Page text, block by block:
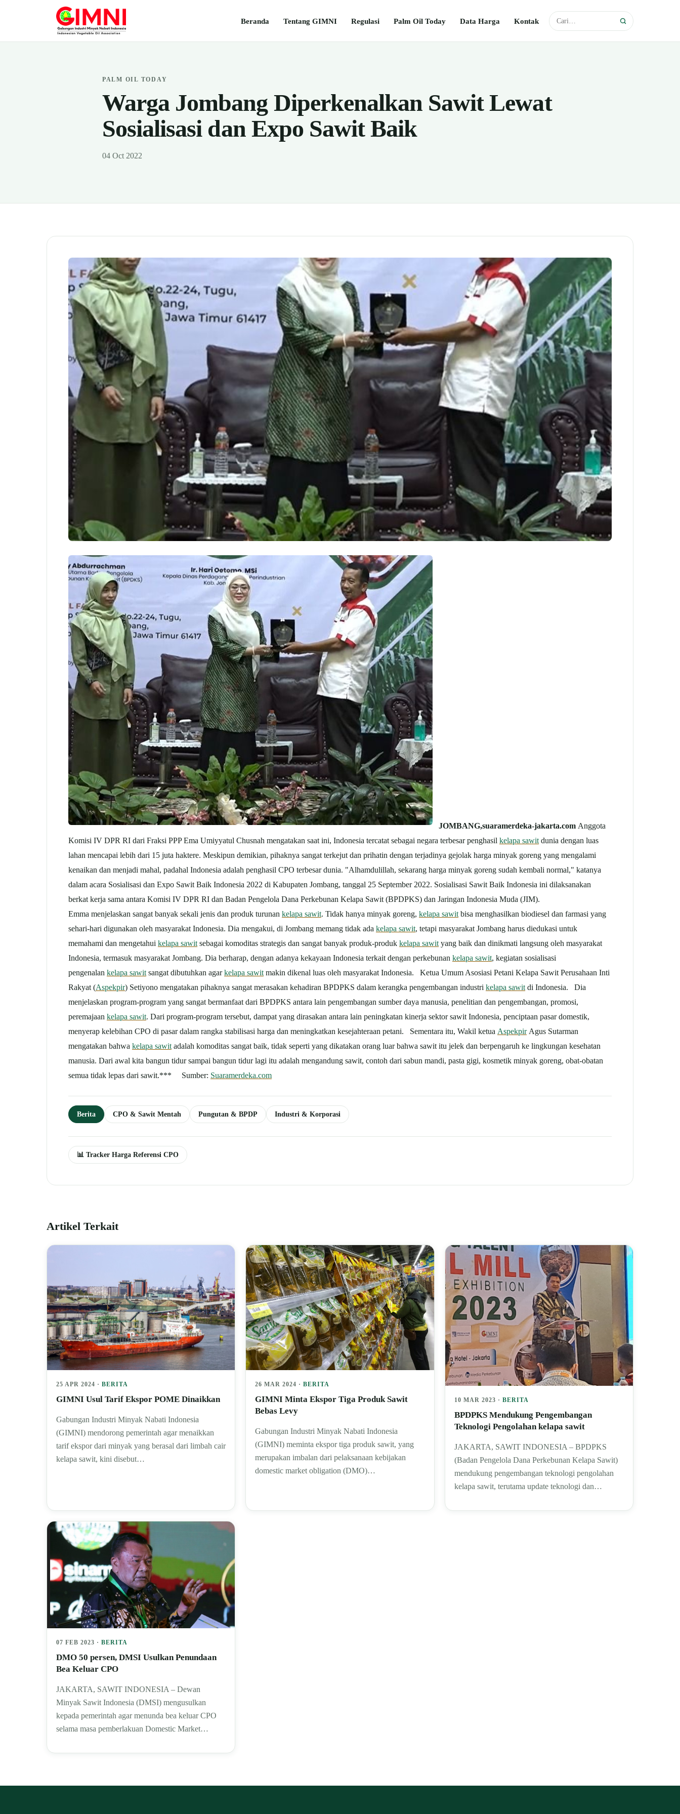
Beranda Tentang GIMNI Regulasi Palm Oil Today Data Harga Kontak
PALM OIL TODAY
Warga Jombang Diperkenalkan Sawit Lewat
Sosialisasi dan Expo Sawit Baik
04 Oct 2022
JOMBANG,suaramerdeka-jakarta.com Anggota
Komisi IV DPR RI dari Fraksi PPP Ema Umiyyatul Chusnah mengatakan saat ini, Indonesia tercatat sebagai negara terbesar penghasil kelapa sawit dunia dengan luas
lahan mencapai lebih dari 15 juta haktere. Meskipun demikian, pihaknya sangat terkejut dan prihatin dengan terjadinya gejolak harga minyak goreng yang mengalami
kenaikan dan menjadi mahal, padahal Indonesia adalah penghasil CPO terbesar dunia. "Alhamdulillah, sekarang harga minyak goreng sudah kembali normal," katanya
dalam acara Sosialisasi dan Expo Sawit Baik Indonesia 2022 di Kabupaten Jombang, tanggal 25 September 2022. Sosialisasi Sawit Baik Indonesia ini dilaksanakan
berkat kerja sama antara Komisi IV DPR RI dan Badan Pengelola Dana Perkebunan Kelapa Sawit (BPDPKS) dan Jaringan Indonesia Muda (JIM).
Emma menjelaskan sangat banyak sekali jenis dan produk turunan kelapa sawit. Tidak hanya minyak goreng, kelapa sawit bisa menghasilkan biodiesel dan farmasi yang
sehari-hari digunakan oleh masyarakat Indonesia. Dia mengakui, di Jombang memang tidak ada kelapa sawit, tetapi masyarakat Jombang harus diedukasi untuk
memahami dan mengetahui kelapa sawit sebagai komoditas strategis dan sangat banyak produk-produk kelapa sawit yang baik dan dinikmati langsung oleh masyarakat
Indonesia, termasuk masyarakat Jombang. Dia berharap, dengan adanya kekayaan Indonesia terkait dengan perkebunan kelapa sawit, kegiatan sosialisasi
pengenalan kelapa sawit sangat dibutuhkan agarkelapa sawit makin dikenal luas oleh masyarakat Indonesia. Ketua Umum Asosiasi Petani Kelapa Sawit Perusahaan Inti
Rakyat (Aspekpir) Setiyono mengatakan pihaknya sangat merasakan kehadiran BPDPKS dalam kerangka pengembangan industri kelapa sawit di Indonesia. Dia
menjelaskan program-program yang sangat bermanfaat dari BPDPKS antara lain pengembangan sumber daya manusia, penelitian dan pengembangan, promosi,
peremajaan kelapa sawit. Dari program-program tersebut, dampat yang dirasakan antara lain peningkatan kinerja sektor sawit Indonesia, penciptaan pasar domestik,
menyerap kelebihan CPO di pasar dalam rangka stabilisasi harga dan meningkatkan kesejahteraan petani. Sementara itu, Wakil ketua AspekpirAgus Sutarman
mengatakan bahwa kelapa sawit adalah komoditas sangat baik, tidak seperti yang dikatakan orang luar bahwa sawit itu jelek dan berpengaruh ke lingkungan kesehatan
manusia. Dari awal kita bangun tidur sampai bangun tidur lagi itu adalah mengandung sawit, contoh dari sabun mandi, pasta gigi, kosmetik minyak goreng, obat-obatan
semua tidak lepas dari sawit.*** Sumber: Suaramerdeka.com
Berita CPO & Sawit Mentah Pungutan & BPDP Industri & Korporasi
📊 Tracker Harga Referensi CPO
Artikel Terkait
25 APR 2024 · BERITA
GIMNI Usul Tarif Ekspor POME Dinaikkan
Gabungan Industri Minyak Nabati Indonesia
(GIMNI) mendorong pemerintah agar menaikkan
tarif ekspor dari minyak yang berasal dari limbah cair
kelapa sawit, kini disebut…
26 MAR 2024 ·BERITA
GIMNI Minta Ekspor Tiga Produk Sawit
Bebas Levy
Gabungan Industri Minyak Nabati Indonesia
(GIMNI) meminta ekspor tiga produk sawit, yang
merupakan imbalan dari pelaksanaan kebijakan
domestic market obligation (DMO)…
10 MAR 2023 · BERITA
BPDPKS Mendukung Pengembangan
Teknologi Pengolahan kelapa sawit
JAKARTA, SAWIT INDONESIA – BPDPKS
(Badan Pengelola Dana Perkebunan Kelapa Sawit)
mendukung pengembangan teknologi pengolahan
kelapa sawit, terutama update teknologi dan…
07 FEB 2023 · BERITA
DMO 50 persen, DMSI Usulkan Penundaan
Bea Keluar CPO
JAKARTA, SAWIT INDONESIA – Dewan
Minyak Sawit Indonesia (DMSI) mengusulkan
kepada pemerintah agar menunda bea keluar CPO
selama masa pemberlakuan Domestic Market…